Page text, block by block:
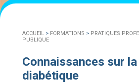
ACCUEIL> FORMATIONS > PRATIQUES
PUBLIQUE
Connaissances sur
diabétique